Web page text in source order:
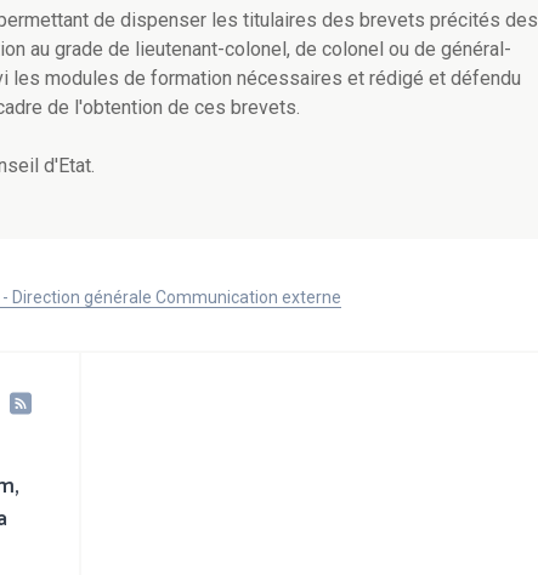
de dispenser les titulaires des brevets précités des
au grade de lieutenant-colonel, de colonel ou de général-
les modules de formation nécessaires et rédigé et défendu
de l'obtention de ces brevets.
d'Etat.
Direction générale Communication externe